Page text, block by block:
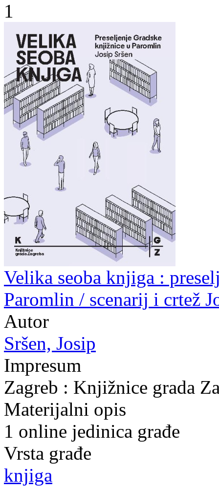
1
Velika seoba knjiga :
Paromlin / scenarij i crtež
Autor
Sršen, Josip
Impresum
Zagreb : Knjižnice grada
Materijalni opis
1 online jedinica građe
Vrsta građe
knjiga